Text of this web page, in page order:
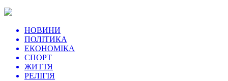
НОВИНИ
ПОЛІТИКА
ЕКОНОМІКА
СПОРТ
ЖИТТЯ
РЕЛІГІЯ